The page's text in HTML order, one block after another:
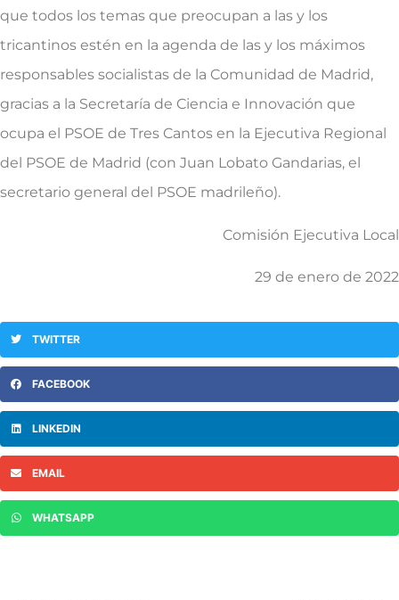
que todos los temas que preocupan a las y los
tricantinos estén en la agenda de las y los máximos
responsables socialistas de la Comunidad de Madrid,
gracias a la Secretaría de Ciencia e Innovación que
ocupa el PSOE de Tres Cantos en la Ejecutiva Regional
del PSOE de Madrid (con Juan Lobato Gandarias, el
secretario general del PSOE madrileño).
Comisión Ejecutiva Local
29 de enero de 2022
TWITTER
FACEBOOK
LINKEDIN
EMAIL
WHATSAPP